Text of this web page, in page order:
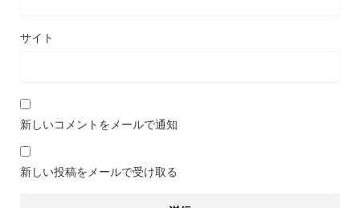
サイト
新しいコメントをメールで通知
新しい投稿をメールで受け取る